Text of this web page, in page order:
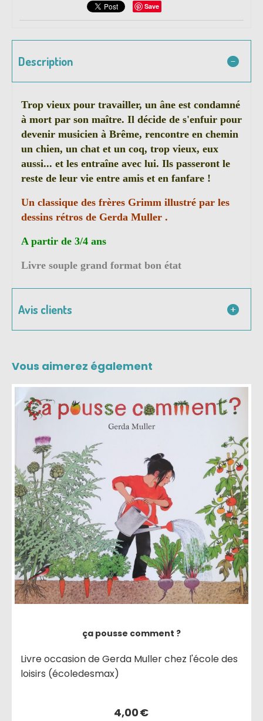
Save
Description
Trop vieux pour travailler, un âne est condamné
à mort par son maître. Il décide de s'enfuir pour
devenir musicien à Brême, rencontre en chemin
un chien, un chat et un coq, trop vieux, eux
aussi... et les entraîne avec lui. Ils passeront le
reste de leur vie entre amis et en fanfare !
Un classique des frères Grimm illustré par les
dessins rétros de Gerda Muller .
A partir de 3/4 ans
Livre souple grand format bon état
Avis clients
Vous aimerez également
ça pousse comment ?
Livre occasion de Gerda Muller chez l'école des
loisirs (écoledesmax)
4,00€